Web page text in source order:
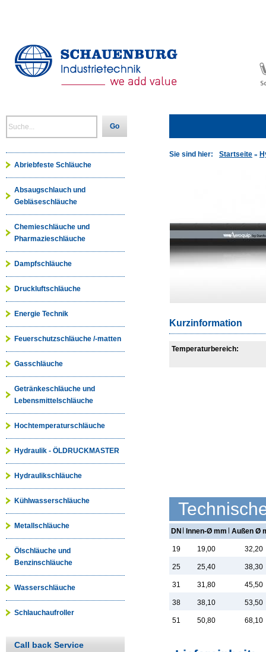
Go
Sie sind hier: Startseite »
Kurzinformation
Temperaturbereich:
DN Innen-Ø mm Außen Ø
19 19,00 32,20
25 25,40 38,30
31 31,80 45,50
38 38,10 53,50
51 50,80 68,10
Abriebfeste Schläuche
Absaugschlauch und
Gebläseschläuche
Chemieschläuche und
Pharmazieschläuche
Dampfschläuche
Druckluftschläuche
Energie Technik
Feuerschutzschläuche /-matten
Gasschläuche
Getränkeschläuche und
Lebensmittelschläuche
Hochtemperaturschläuche
Hydraulik - ÖLDRUCKMASTER
Hydraulikschläuche
Kühlwasserschläuche
Metallschläuche
Ölschläuche und
Benzinschläuche
Wasserschläuche
Schlauchaufroller
Call back Service